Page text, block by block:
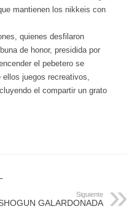
mantienen los nikkeis con
quienes desfilaron
de honor, presidida por
el pebetero se
juegos recreativos,
el compartir un grato
Siguiente
GALARDONADA